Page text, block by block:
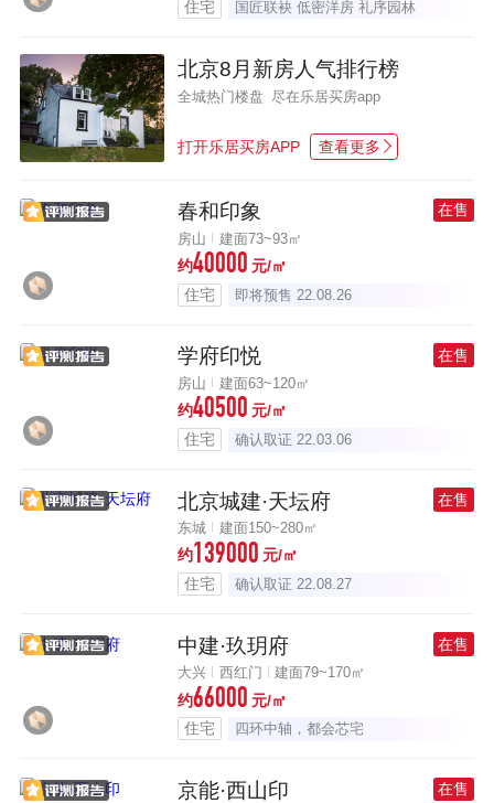
住宅
国匠联袂 低密洋房 礼序园林
北京8月新房人气排行榜
全城热门楼盘 尽在乐居买房app
打开乐居买房APP 查看更多
春和印象 在售
房山 建面73~93㎡
约40000 元/㎡
住宅
即将预售 22.08.26
学府印悦 在售
房山 建面63~120㎡
约40500 元/㎡
住宅
确认取证 22.03.06
北京城建·天坛府 在售
东城 建面150~280㎡
约139000 元/㎡
住宅
确认取证 22.08.27
中建·玖玥府 在售
大兴 西红门 建面79~170㎡
约66000 元/㎡
住宅
四环中轴，都会芯宅
京能·西山印 在售